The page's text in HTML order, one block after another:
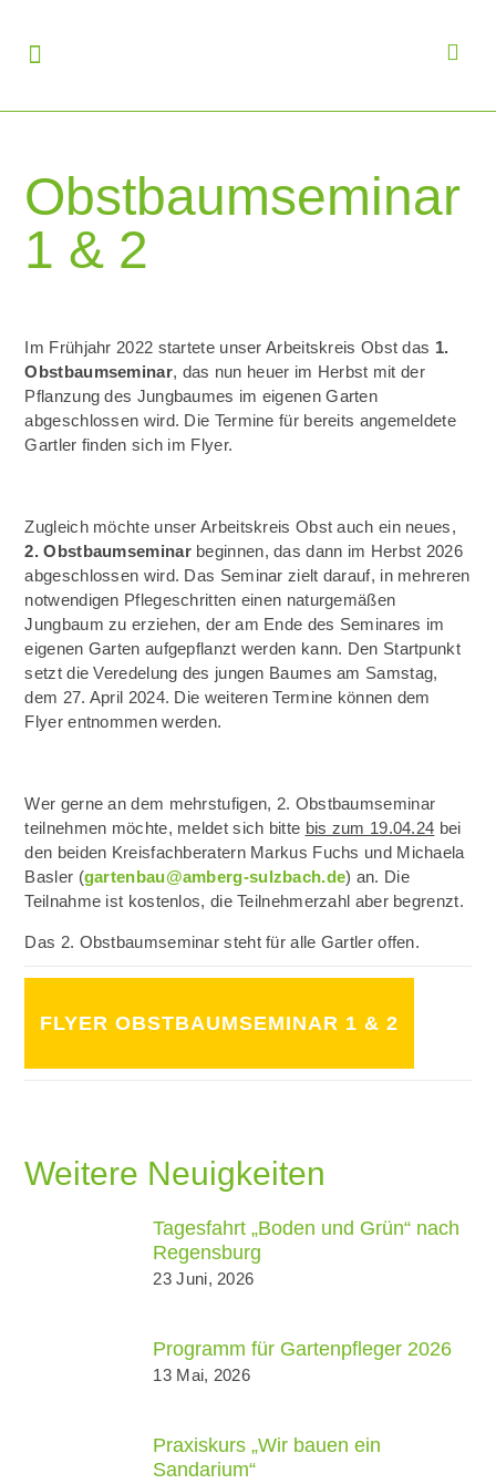
Obstbaumseminar
1 & 2
Im Frühjahr 2022 startete unser Arbeitskreis Obst das 1.
Obstbaumseminar, das nun heuer im Herbst mit der
Pflanzung des Jungbaumes im eigenen Garten
abgeschlossen wird. Die Termine für bereits angemeldete
Gartler finden sich im Flyer.
Zugleich möchte unser Arbeitskreis Obst auch ein neues,
2. Obstbaumseminarbeginnen, das dann im Herbst 2026
abgeschlossen wird. Das Seminar zielt darauf, in mehreren
notwendigen Pflegeschritten einen naturgemäßen
Jungbaum zu erziehen, der am Ende des Seminares im
eigenen Garten aufgepflanzt werden kann. Den Startpunkt
setzt die Veredelung des jungen Baumes am Samstag,
dem 27. April 2024. Die weiteren Termine können dem
Flyer entnommen werden.
Wer gerne an dem mehrstufigen, 2. Obstbaumseminar
teilnehmen möchte, meldet sich bitte bis zum 19.04.24 bei
den beiden Kreisfachberatern Markus Fuchs und Michaela
Basler (gartenbau@amberg-sulzbach.de) an. Die
Teilnahme ist kostenlos, die Teilnehmerzahl aber begrenzt.
Das 2. Obstbaumseminar steht für alle Gartler offen.
FLYER OBSTBAUMSEMINAR 1 & 2
Weitere Neuigkeiten
Tagesfahrt „Boden und Grün“ nach
Regensburg
23 Juni, 2026
Programm für Gartenpfleger 2026
13 Mai, 2026
Praxiskurs „Wir bauen ein
Sandarium“